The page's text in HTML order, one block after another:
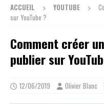
ACCUEIL YOUTUBE
sur YouTube ?
Comment créer
publier sur
12/06/2019 Olivier Blanc